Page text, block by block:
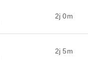
2j 0m
2j 5m